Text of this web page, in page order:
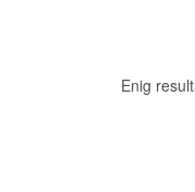
Enig